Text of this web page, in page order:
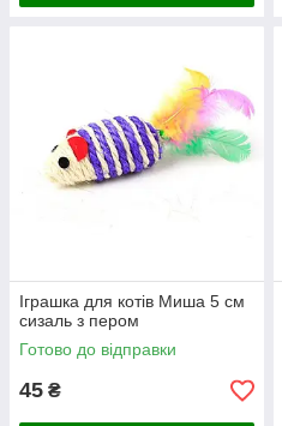
Іграшка для котів Миша 5 см
сизаль з пером
Готово до відправки
45 ₴